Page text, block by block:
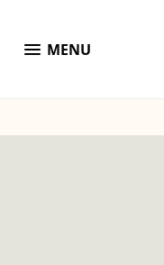
menu MENU